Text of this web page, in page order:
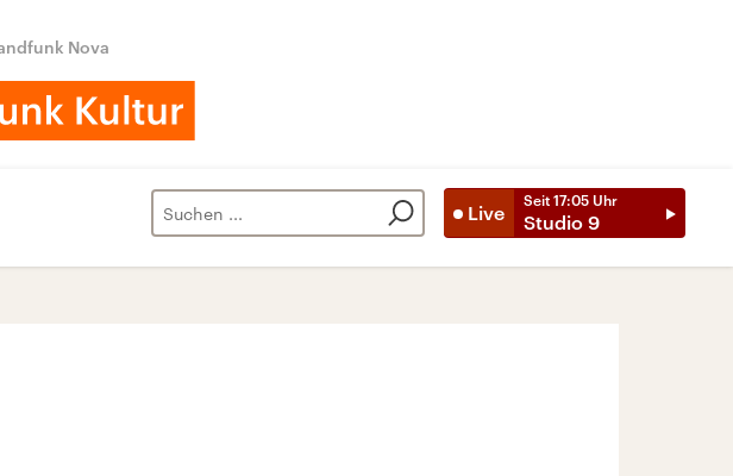
Nova
Live
Seit 17:05 Uhr
Studio 9